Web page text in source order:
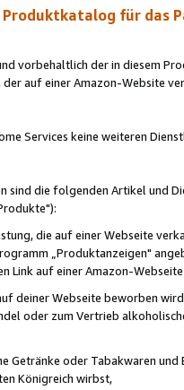
Produktkatalog für das
vorbehaltlich der in diesem
auf einer Amazon-Website
Services keine weiteren
sind die folgenden Artikel und
die auf einer Webseite
„Produktanzeigen"
Link auf einer Amazon-
deiner Webseite beworben
oder zum Vertrieb
Getränke oder Tabakwaren
Königreich wirbst,